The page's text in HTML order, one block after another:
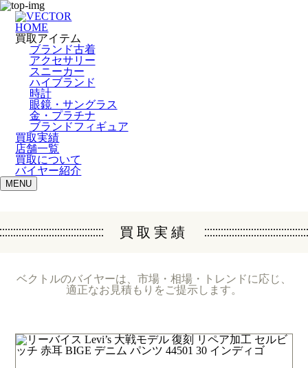
HOME
買取アイテム
ブランド古着
アクセサリー
スニーカー
ハイブランド
時計
眼鏡・サングラス
金・プラチナ
ブランドフィギュア
買取実績
店舗一覧
買取について
バイヤー紹介
MENU
買取実績
ベクトルのバイヤーは、市場・相場・トレンドに応じ、
適正なお見積もりをご提示します。